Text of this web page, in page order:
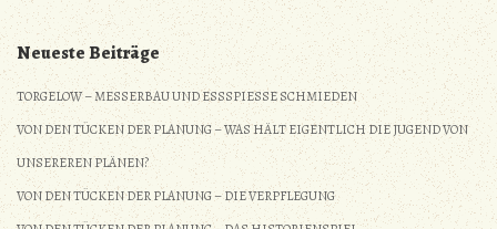
Neueste Beiträge
TORGELOW – MESSERBAU UND ESSSPIESSE SCHMIEDEN
VON DEN TÜCKEN DER PLANUNG – WAS HÄLT EIGENTLICH DIE JUGEND VON
UNSEREREN PLÄNEN?
VON DEN TÜCKEN DER PLANUNG – DIE VERPFLEGUNG